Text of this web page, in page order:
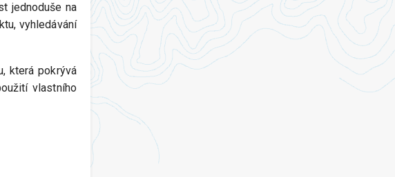
jednoduše na
vyhledávání
která pokrývá
vlastního